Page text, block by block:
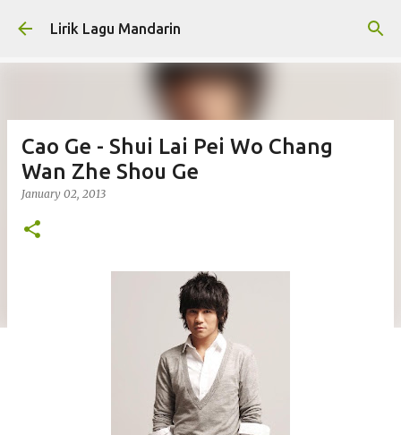
Skip to main content
Lirik Lagu Mandarin
Cao Ge - Shui Lai Pei Wo Chang
Wan Zhe Shou Ge
January 02, 2013